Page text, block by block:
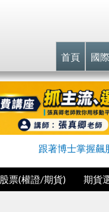
首頁 國
跟著博士掌握飆
股票(權證/期貨) 期貨